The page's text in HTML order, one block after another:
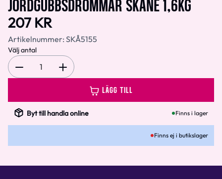
207 KR
Artikelnummer: SKÅ5155
Välj antal
1
LÄGG TILL
Byt till handla online Finns i lager
Finns ej i butikslager